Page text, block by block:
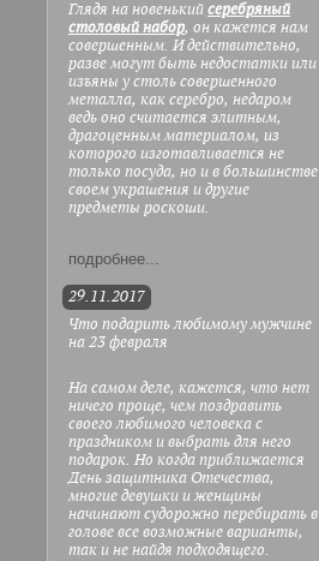
Глядя на новенький серебряный
столовый набор, он кажется нам
совершенным. И действительно,
разве могут быть недостатки или
изъяны у столь совершенного
металла, как серебро, недаром
ведь оно считается элитным,
драгоценным материалом, из
которого изготавливается не
только посуда, но и в большинстве
своем украшения и другие
предметы роскоши.
подробнее...
29.11.2017
Что подарить любимому мужчине
на 23 февраля
На самом деле, кажется, что нет
ничего проще, чем поздравить
своего любимого человека с
праздником и выбрать для него
подарок. Но когда приближается
День защитника Отечества,
многие девушки и женщины
начинают судорожно перебирать в
голове все возможные варианты,
так и не найдя подходящего.